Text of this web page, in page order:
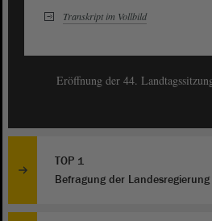
Transkript im Vollbild
Eröffnung der 44.
TOP 1
Befragung der